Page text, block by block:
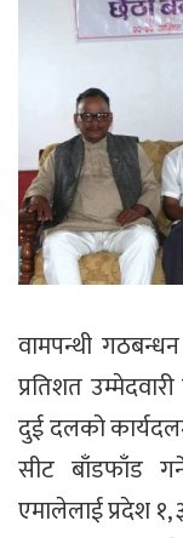
वामपन्थी
प्रतिशत
दुई दलको
सीट बाँडफाँड
एमालेलाई प्रदेश १,